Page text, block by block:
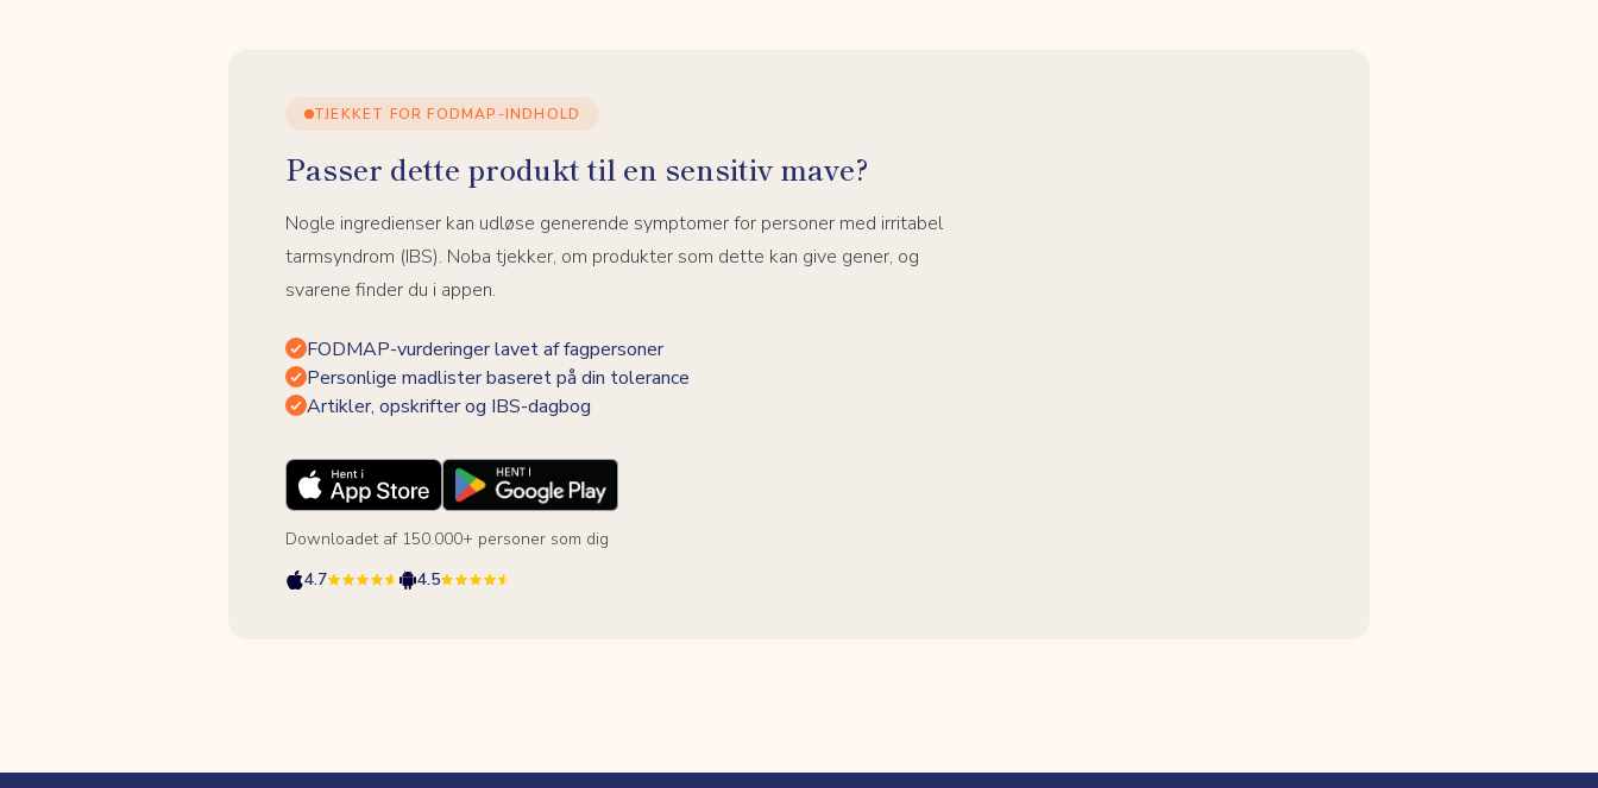
TJEKKET FOR FODMAP-INDHOLD
Passer dette produkt til en sensitiv mave?
Nogle ingredienser kan udløse generende symptomer for personer med irritabel
tarmsyndrom (IBS). Noba tjekker, om produkter som dette kan give gener, og
svarene finder du i appen.
FODMAP-vurderinger lavet af fagpersoner
Personlige madlister baseret på din tolerance
Artikler, opskrifter og IBS-dagbog
Downloadet af 150.000+ personer som dig
4.7
4.5